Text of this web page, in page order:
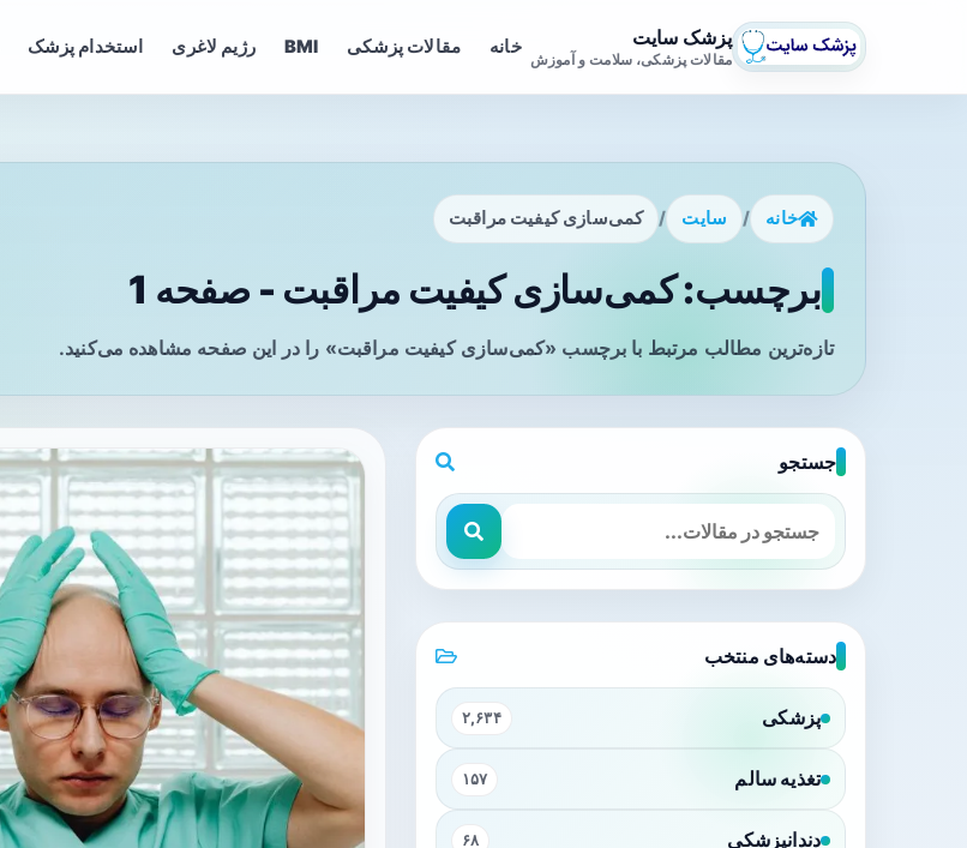
پزشک سایت
مقالات پزشکی، سلامت و آموزش
خانه مقالات پزشکی BMI رژیم لاغری استخدام پزشک
خانه / سایت / کمی‌سازی کیفیت مراقبت
برچسب: کمی‌سازی کیفیت مراقبت - صفحه 1
تازه‌ترین مطالب مرتبط با برچسب «کمی‌سازی کیفیت مراقبت» را در این صفحه مشاهده می‌کنید.
جستجو
دسته‌های منتخب
پزشکی ۲,۶۳۴
تغذیه سالم ۱۵۷
دندانپزشکی ۶۸